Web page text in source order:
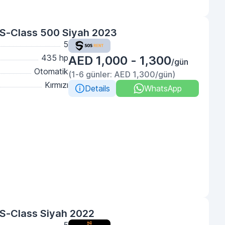
Class 500 Siyah 2023
5
435 hp
Otomatik
Kırmızı
AED 1,000 - 1,300/gün
(1-6 günler: AED 1,300/gün)
Details
WhatsApp
Class Siyah 2022